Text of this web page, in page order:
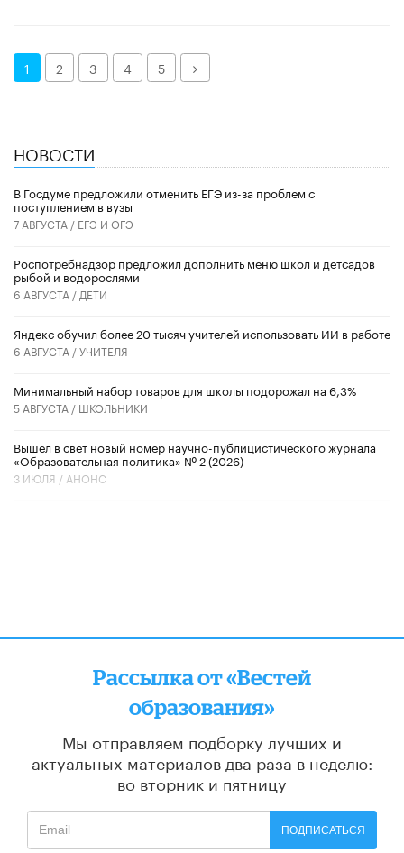
1 2 3 4 5 Далее
НОВОСТИ
В Госдуме предложили отменить ЕГЭ из-за проблем с
поступлением в вузы
7 АВГУСТА / ЕГЭ И ОГЭ
Роспотребнадзор предложил дополнить меню школ и детсадов
рыбой и водорослями
6 АВГУСТА / ДЕТИ
​Яндекс обучил более 20 тысяч учителей использовать ИИ в работе
6 АВГУСТА /УЧИТЕЛЯ
Минимальный набор товаров для школы подорожал на 6,3%
5 АВГУСТА / ШКОЛЬНИКИ
Вышел в свет новый номер научно-публицистического журнала
«Образовательная политика» № 2 (2026)
3 ИЮЛЯ / АНОНС
Рассылка от «Вестей
образования»
Мы отправляем подборку лучших и
актуальных материалов два раза в неделю:
во вторник и пятницу
ПОДПИСАТЬСЯ